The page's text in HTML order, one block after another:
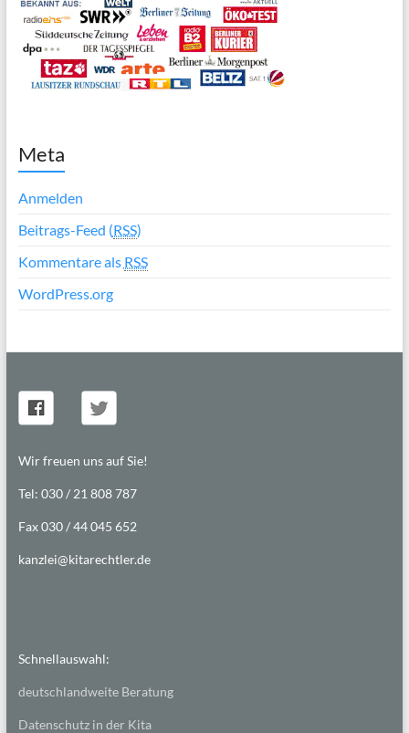
Meta
Anmelden
Beitrags-Feed (RSS)
Kommentare als RSS
WordPress.org
Wir freuen uns auf Sie!
Tel: 030 / 21 808 787
Fax 030 / 44 045 652
kanzlei@kitarechtler.de
Schnellauswahl:
deutschlandweite Beratung
Datenschutz in der Kita